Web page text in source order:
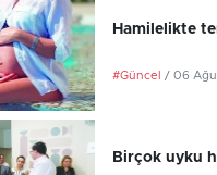
Hamilelikte
#Güncel / 06
Birçok uyku